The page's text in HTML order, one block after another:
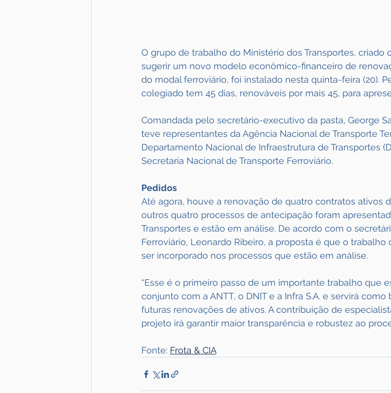
O grupo de trabalho do Ministério dos Transportes, criado
sugerir um novo modelo econômico-financeiro de
do modal ferroviário, foi instalado nesta quinta-feira (20).
colegiado tem 45 dias, renováveis por mais 45, para
Comandada pelo secretário-executivo da pasta, George
teve representantes da Agência Nacional de Transporte
Departamento Nacional de Infraestrutura de Transportes
Secretaria Nacional de Transporte Ferroviário.
Pedidos
Até agora, houve a renovação de quatro contratos ativos
outros quatro processos de antecipação foram
Transportes e estão em análise. De acordo com o
Ferroviário, Leonardo Ribeiro, a proposta é que o
ser incorporado nos processos que estão em análise.
“Esse é o primeiro passo de um importante trabalho que
conjunto com a ANTT, o DNIT e a Infra S.A. e servirá
futuras renovações de ativos. A contribuição de
projeto irá garantir maior transparência e robustez ao
Fonte: Frota & CIA